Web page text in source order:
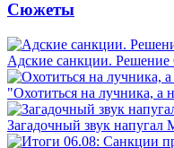
Сюжеты
Адские санкции.
"Охотиться на лучника, а
Загадочный звук напугал